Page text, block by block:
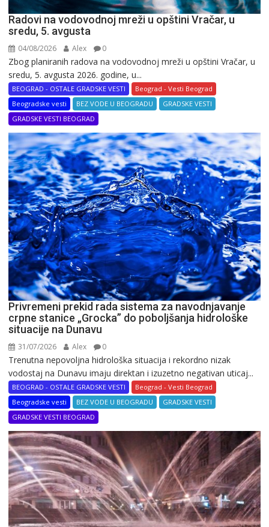
Radovi na vodovodnoj mreži u opštini Vračar, u
sredu, 5. avgusta
04/08/2026 Alex 0
Zbog planiranih radova na vodovodnoj mreži u opštini Vračar, u
sredu, 5. avgusta 2026. godine, u...
BEOGRAD - OSTALE GRADSKE VESTI
Beograd - Vesti Beograd
Beogradske vesti
BEZ VODE U BEOGRADU
GRADSKE VESTI
GRADSKE VESTI BEOGRAD
Privremeni prekid rada sistema za navodnjavanje
crpne stanice „Grocka” do poboljšanja hidrološke
situacije na Dunavu
31/07/2026 Alex 0
Trenutna nepovoljna hidrološka situacija i rekordno nizak
vodostaj na Dunavu imaju direktan i izuzetno negativan uticaj...
BEOGRAD - OSTALE GRADSKE VESTI
Beograd - Vesti Beograd
Beogradske vesti
BEZ VODE U BEOGRADU
GRADSKE VESTI
GRADSKE VESTI BEOGRAD